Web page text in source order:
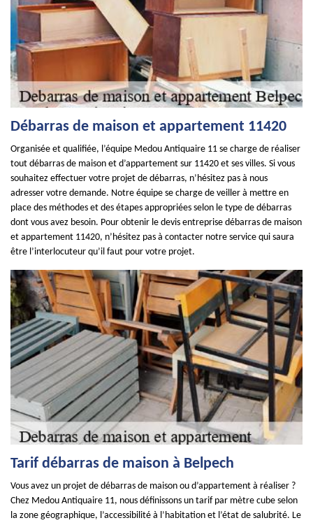
Débarras de maison et appartement 11420
Organisée et qualifiée, l’équipe Medou Antiquaire 11 se charge de réaliser
tout débarras de maison et d’appartement sur 11420 et ses villes. Si vous
souhaitez effectuer votre projet de débarras, n’hésitez pas à nous
adresser votre demande. Notre équipe se charge de veiller à mettre en
place des méthodes et des étapes appropriées selon le type de débarras
dont vous avez besoin. Pour obtenir le devis entreprise débarras de maison
et appartement 11420, n’hésitez pas à contacter notre service qui saura
être l’interlocuteur qu’il faut pour votre projet.
Tarif débarras de maison à Belpech
Vous avez un projet de débarras de maison ou d’appartement à réaliser ?
Chez Medou Antiquaire 11, nous définissons un tarif par mètre cube selon
la zone géographique, l’accessibilité à l’habitation et l’état de salubrité. Le